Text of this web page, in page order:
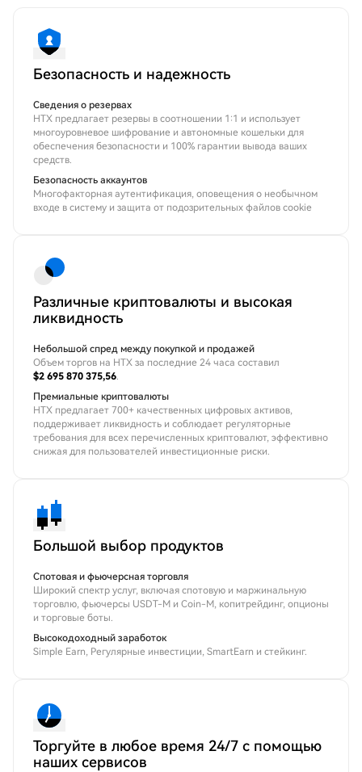
Безопасность и надежность
Сведения о резервах
HTX предлагает резервы в соотношении 1:1 и использует
многоуровневое шифрование и автономные кошельки для
обеспечения безопасности и 100% гарантии вывода ваших
средств.
Безопасность аккаунтов
Многофакторная аутентификация, оповещения о необычном
входе в систему и защита от подозрительных файлов cookie
Различные криптовалюты и высокая
ликвидность
Небольшой спред между покупкой и продажей
Объем торгов на HTX за последние 24 часа составил
$2 695 870 375,56.
Премиальные криптовалюты
HTX предлагает 700+ качественных цифровых активов,
поддерживает ликвидность и соблюдает регуляторные
требования для всех перечисленных криптовалют, эффективно
снижая для пользователей инвестиционные риски.
Большой выбор продуктов
Спотовая и фьючерсная торговля
Широкий спектр услуг, включая спотовую и маржинальную
торговлю, фьючерсы USDT-M и Coin-M, копитрейдинг, опционы
и торговые боты.
Высокодоходный заработок
Simple Earn, Регулярные инвестиции, SmartEarn и стейкинг.
Торгуйте в любое время 24/7 с помощью
наших сервисов